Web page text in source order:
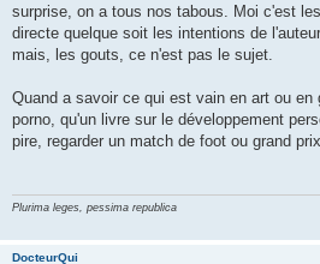
surprise, on a tous nos tabous. Moi c'est
directe quelque soit les intentions de
mais, les gouts, ce n'est pas le sujet.
Quand a savoir ce qui est vain en art ou en
porno, qu'un livre sur le développement
pire, regarder un match de foot ou grand prix
Plurima leges, pessima republica
DocteurQui